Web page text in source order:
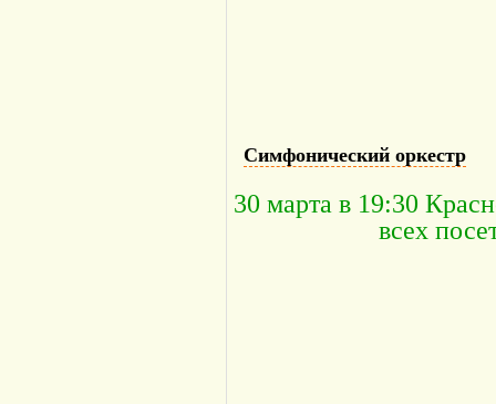
Симфонический оркестр
30 марта в 19:30
всех